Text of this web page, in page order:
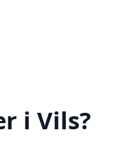
i Vils?